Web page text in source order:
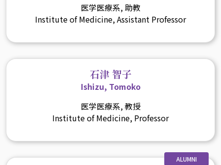
医学医療系, 助教
Institute of Medicine, Assistant Professor
石津 智子
Ishizu, Tomoko
医学医療系, 教授
Institute of Medicine, Professor
ALUMNI